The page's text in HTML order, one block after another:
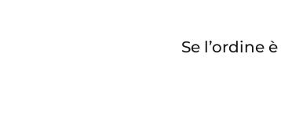
Se l’ordine